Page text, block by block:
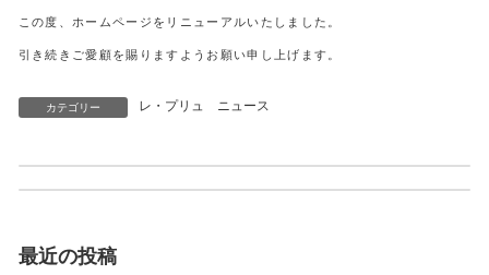
時
この度、ホームページをリニューアルいたしました。
引き続きご愛顧を賜りますようお願い申し上げます。
カテゴリー レ・プリュ ニュース
2025/1/11 ウェディングレポート
最近の投稿